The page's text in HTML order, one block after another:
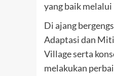
yang baik
Di ajang
Adaptasi dan
Village serta
melakukan